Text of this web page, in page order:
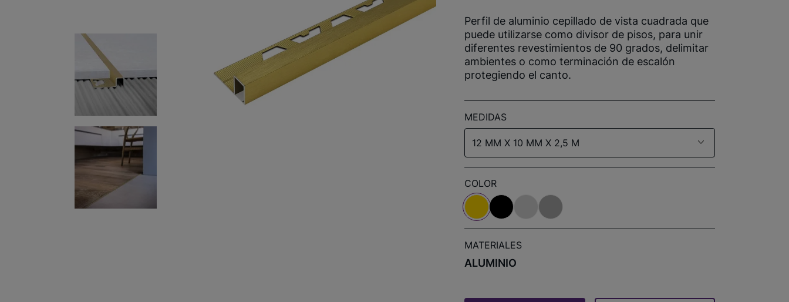
Perfil de aluminio cepillado de vista cuadrada que
puede utilizarse como divisor de pisos, para unir
diferentes revestimientos de 90 grados, delimitar
ambientes o como terminación de escalón
protegiendo el canto.
MEDIDAS
12 MM X 10 MM X 2,5 M
COLOR
MATERIALES
ALUMINIO